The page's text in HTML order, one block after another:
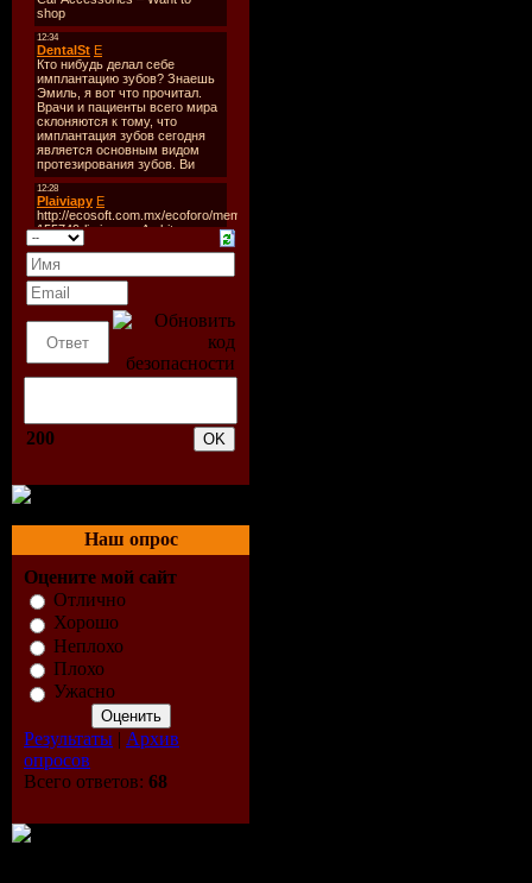
200
Наш опрос
Оцените мой сайт
Отлично
Хорошо
Неплохо
Плохо
Ужасно
Результаты | Архив
опросов
Всего ответов: 68